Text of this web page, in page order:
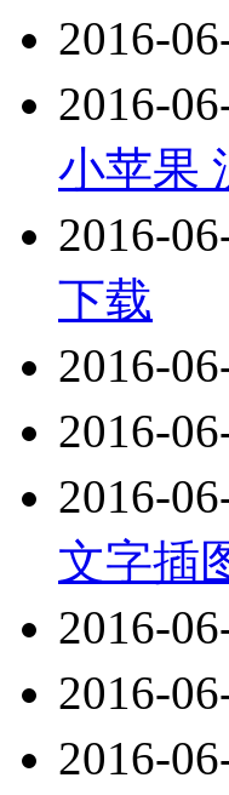
2016-
2016-
小苹果
2016-
下载
2016-
2016-
2016-
文字插
2016-
2016-
2016-